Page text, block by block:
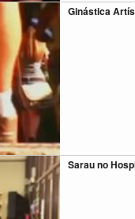
Ginástica
Sarau no